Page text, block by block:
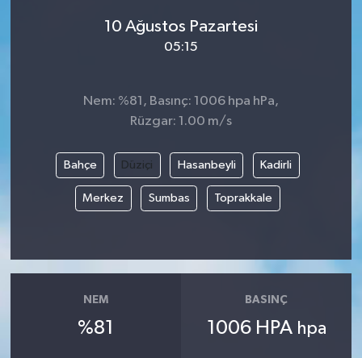
10 Ağustos Pazartesi
05:15
Nem: %81, Basınç: 1006 hpa hPa,
Rüzgar: 1.00 m/s
Bahçe Düziçi Hasanbeyli Kadirli
Merkez Sumbas Toprakkale
NEM
%81
BASINÇ
1006 HPA hpa
Sağlık & Yaşam